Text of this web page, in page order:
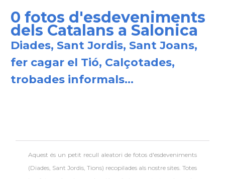
0 fotos d'esdeveniments
dels Catalans a Salonica
Diades, Sant Jordis, Sant Joans,
fer cagar el Tió, Calçotades,
trobades informals...
Aquest és un petit recull aleatori defotos d'esdeveniments
(Diades, Sant Jordis, Tions) recopilades als nostre sites. Totes